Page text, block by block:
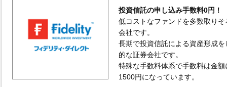
投資信託の申し込み手数料0円！
低コストなファンドを多数取り
会社です。
長期で投資信託による資産形成
的な証券会社です。
特殊な手数料体系で手数料は金
1500円になっています。